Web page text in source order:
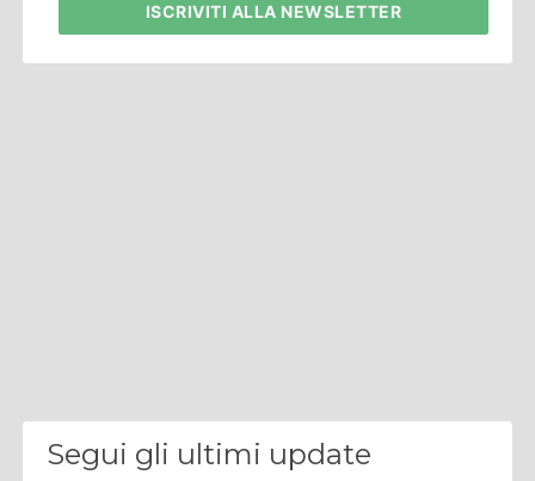
ISCRIVITI ALLA NEWSLETTER
Segui gli ultimi update